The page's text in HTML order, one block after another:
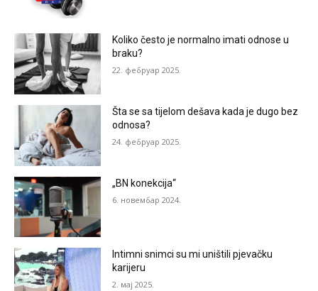
Koliko često je normalno imati odnose u
braku?
22. фебруар 2025.
Šta se sa tijelom dešava kada je dugo bez
odnosa?
24. фебруар 2025.
„BN konekcija“
6. новембар 2024.
Intimni snimci su mi uništili pjevačku
karijeru
2. мај 2025.